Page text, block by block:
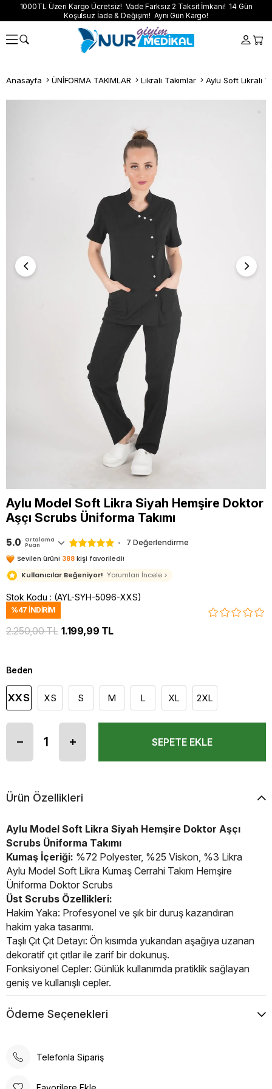
1000TL Üzeri Kargo Ücretsiz! Vade Farksız 2 Taksit İmkanı! 14 Gün
Koşulsuz İade & Değişim! Aynı Gün Kargo!
Anasayfa ÜNİFORMA TAKIMLAR Likralı Takımlar Aylu Soft Likralı
Aylu Model Soft Likra Siyah Hemşire Doktor
Aşçı Scrubs Üniforma Takımı
5.0 Ortalama
Puan 7 Değerlendirme
Sevilen ürün! 388kişi favoriledi!
Kullanıcılar Beğeniyor! Yorumları İncele >
Stok Kodu (AYL-SYH-5096-XXS)
%47 İNDIRIM
2.250,00 TL 1.199,99 TL
Beden
XXS XS S M L XL 2XL
Ürün Özellikleri
Aylu Model Soft Likra Siyah Hemşire Doktor Aşçı
Scrubs Üniforma Takımı
Kumaş İçeriği: %72 Polyester, %25 Viskon, %3 Likra
Aylu Model Soft Likra Kumaş Cerrahi Takım Hemşire
Üniforma Doktor Scrubs
Üst Scrubs Özellikleri:
Hakim Yaka: Profesyonel ve şık bir duruş kazandıran
hakim yaka tasarımı.
Taşlı Çıt Çıt Detayı: Ön kısımda yukarıdan aşağıya uzanan
dekoratif çıt çıtlar ile zarif bir dokunuş.
Fonksiyonel Cepler: Günlük kullanımda pratiklik sağlayan
geniş ve kullanışlı cepler.
Soft Kumaş: Nefes alabilen, esnek ve yüksek kaliteli
kumaş.
geniş ve derindir.
Lastikli esnek bel bandı sayesinde her bedende rahat
Ödeme Seçenekleri
Telefonla Sipariş